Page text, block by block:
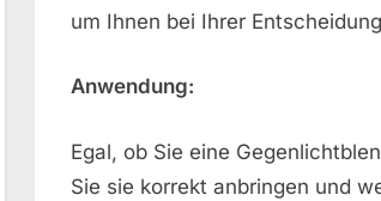
um Ihnen bei Ihrer
Anwendung:
Egal, ob Sie eine
Sie sie korrekt anbringen und